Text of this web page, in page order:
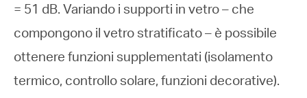
= 51 dB. Variando i supporti in vetro – che
compongono il vetro stratificato – è possibile
ottenere funzioni supplementati (isolamento
termico, controllo solare, funzioni decorative).